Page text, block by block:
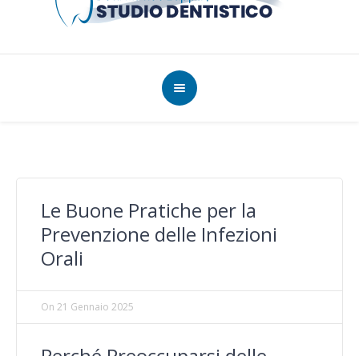
Le Buone Pratiche per la
Prevenzione delle Infezioni
Orali
On 21 Gennaio 2025